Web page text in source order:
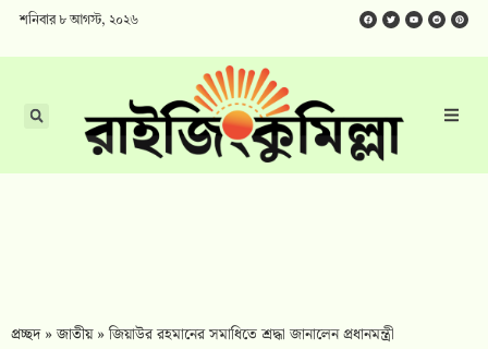
শনিবার ৮ আগস্ট, ২০২৬
প্রচ্ছদ»জাতীয়»জিয়াউর রহমানের সমাধিতে শ্রদ্ধা জানালেন প্রধানমন্ত্রী